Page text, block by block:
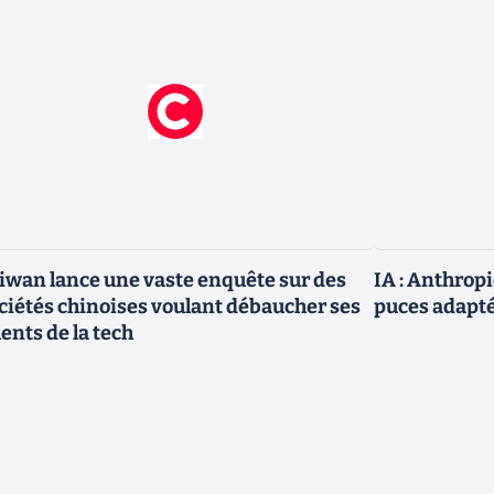
lance une vaste enquête sur des
chinoises voulant débaucher ses
de la tech
IA :
puces